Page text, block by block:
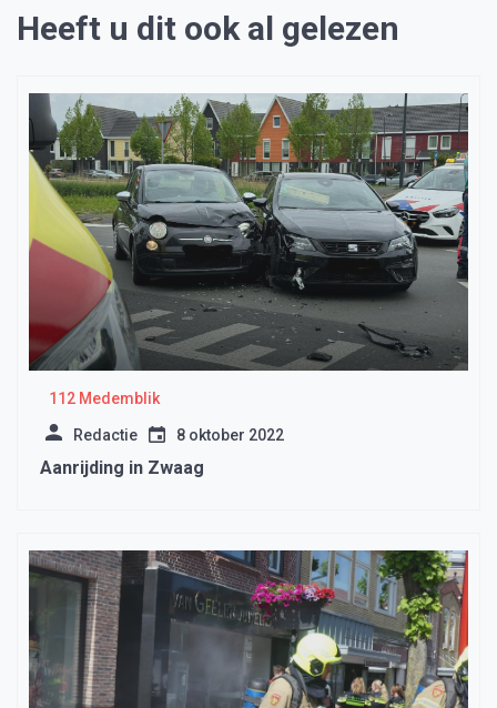
Heeft u dit ook al gelezen
112 Medemblik
Redactie 8 oktober 2022
Aanrijding in Zwaag